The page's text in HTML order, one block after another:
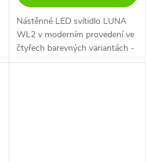
Nástěnné LED svítidlo LUNA
WL2 v moderním provedení ve
čtyřech barevných variantách -
černá, bílá, šedá a zlatá.